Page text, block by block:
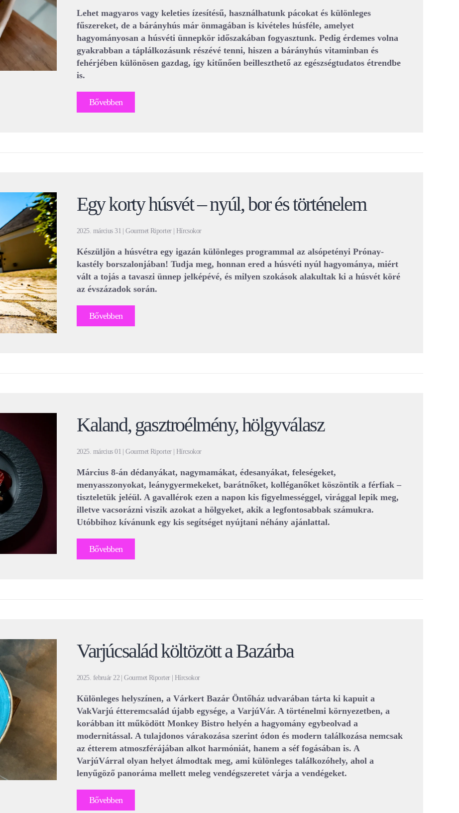
Lehet magyaros vagy keleties ízesítésű, használhatunk pácokat és különleges
fűszereket, de a bárányhús már önmagában is kivételes húsféle, amelyet
hagyományosan a húsvéti ünnepkör időszakában fogyasztunk. Pedig érdemes volna
gyakrabban a táplálkozásunk részévé tenni, hiszen a bárányhús vitaminban és
fehérjében különösen gazdag, így kitűnően beilleszthető az egészségtudatos étrendbe
is.
Bővebben
Egy korty húsvét – nyúl, bor és történelem
2025. március 31 | Gourmet Riporter | Hírcsokor
Készüljön a húsvétra egy igazán különleges programmal az alsópetényi Prónay-
kastély borszalonjában! Tudja meg, honnan ered a húsvéti nyúl hagyománya, miért
vált a tojás a tavaszi ünnep jelképévé, és milyen szokások alakultak ki a húsvét köré
az évszázadok során.
Bővebben
Kaland, gasztroélmény, hölgyválasz
2025. március 01 | Gourmet Riporter | Hírcsokor
Március 8-án dédanyákat, nagymamákat, édesanyákat, feleségeket,
menyasszonyokat, leánygyermekeket, barátnőket, kolléganőket köszöntik a férfiak –
tiszteletük jeléül. A gavallérok ezen a napon kis figyelmességgel, virággal lepik meg,
illetve vacsorázni viszik azokat a hölgyeket, akik a legfontosabbak számukra.
Utóbbihoz kívánunk egy kis segítséget nyújtani néhány ajánlattal.
Bővebben
Varjúcsalád költözött a Bazárba
2025. február 22 | Gourmet Riporter | Hírcsokor
Különleges helyszínen, a Várkert Bazár Öntőház udvarában tárta ki kapuit a
VakVarjú étteremcsalád újabb egysége, a VarjúVár. A történelmi környezetben, a
korábban itt működött Monkey Bistro helyén a hagyomány egybeolvad a
modernitással. A tulajdonos várakozása szerint ódon és modern találkozása nemcsak
az étterem atmoszférájában alkot harmóniát, hanem a séf fogásában is. A
VarjúVárral olyan helyet álmodtak meg, ami különleges találkozóhely, ahol a
lenyűgöző panoráma mellett meleg vendégszeretet várja a vendégeket.
Bővebben